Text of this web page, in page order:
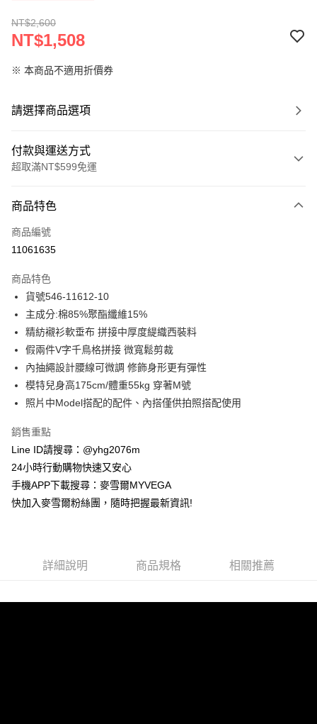
NT$2,600
NT$1,508
※ 本商品不適用折價券
請選擇商品選項
付款與運送方式
超取滿NT$599免運
信用卡一次付款
信用卡分期付款
合作金庫商業銀行
華南商業銀行
上海商業儲蓄銀行
國泰世華商業銀行
兆豐國際商業銀行
臺灣中小企業銀行
台中商業銀行
匯豐（台灣）商業銀行
華泰商業銀行
聯邦商業銀行
遠東國際商業銀行
元大商業銀行
永豐商業銀行
玉山商業銀行
星展（台灣）商業銀行
台灣樂天信用卡公司
超商取貨付款
LINE Pay
Apple Pay
街口支付
貨到付款
運送方式
全家取貨付款
每筆NT$100，滿NT$599(含以上)免運費
商品特色
商品編號
11061635
商品特色
貨號546-11612-10
主成分:棉85%聚酯纖維15%
精紡襯衫軟垂布 拼接中厚度緹織西裝料
假兩件V字千鳥格拼接 微寬鬆剪裁
內抽繩設計腰線可微調 修飾身形更有彈性
模特兒身高175cm/體重55kg 穿著M號
照片中Model搭配的配件、內搭僅供拍照搭配使用
銷售重點
Line ID請搜尋：@yhg2076m
24小時行動購物快速又安心
手機APP下載搜尋：麥雪爾MYVEGA
快加入麥雪爾粉絲團，隨時把握最新資訊!
詳細說明 商品規格 相關推薦